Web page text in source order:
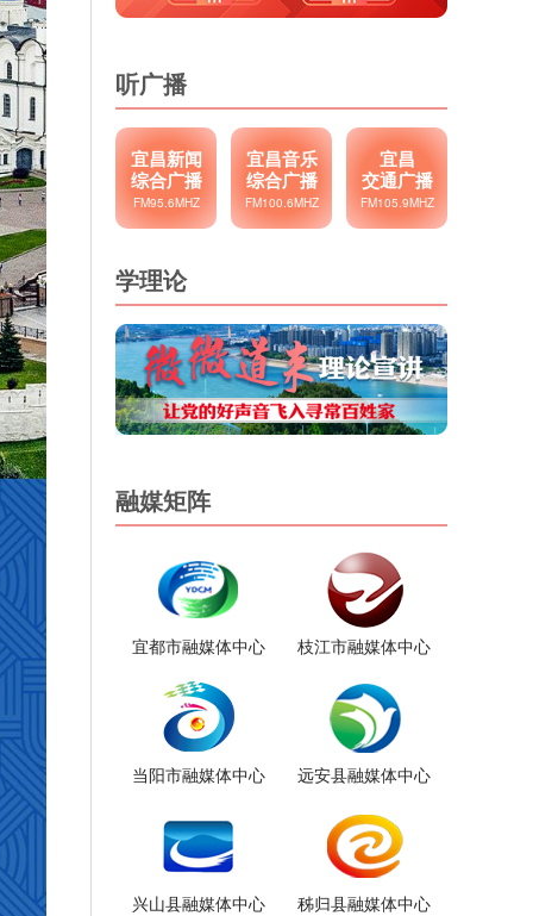
听广播
宜昌新闻
综合广播
FM95.6MHZ
宜昌音乐
综合广播
FM100.6MHZ
宜昌
交通广播
FM105.9MHZ
学理论
融媒矩阵
宜都市融媒体中心 枝江市融媒体中心
当阳市融媒体中心 远安县融媒体中心
兴山县融媒体中心 秭归县融媒体中心